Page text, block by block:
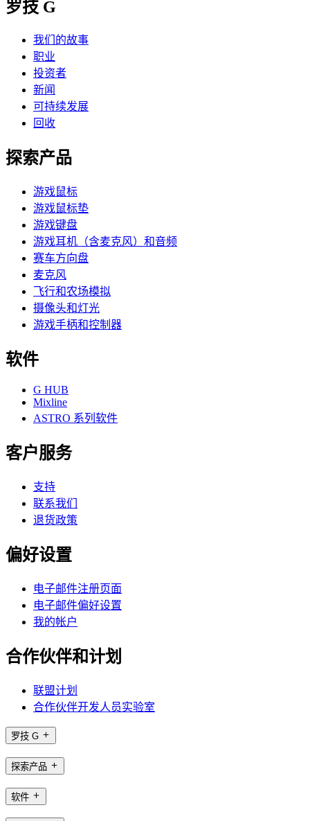
罗技 G
我们的故事
职业
投资者
新闻
可持续发展
回收
探索产品
游戏鼠标
游戏鼠标垫
游戏键盘
游戏耳机（含麦克风）和音频
赛车方向盘
麦克风
飞行和农场模拟
摄像头和灯光
游戏手柄和控制器
软件
G HUB
Mixline
ASTRO 系列软件
客户服务
支持
联系我们
退货政策
偏好设置
电子邮件注册页面
电子邮件偏好设置
我的帐户
合作伙伴和计划
联盟计划
合作伙伴开发人员实验室
罗技 G
探索产品
软件